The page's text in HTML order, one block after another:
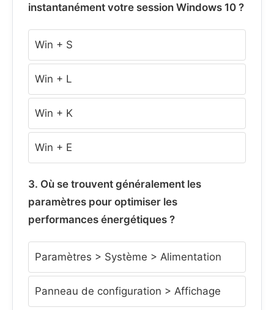
instantanément votre session Windows 10 ?
Win + S
Win + L
Win + K
Win + E
3. Où se trouvent généralement les
paramètres pour optimiser les
performances énergétiques ?
Paramètres > Système > Alimentation
Panneau de configuration > Affichage